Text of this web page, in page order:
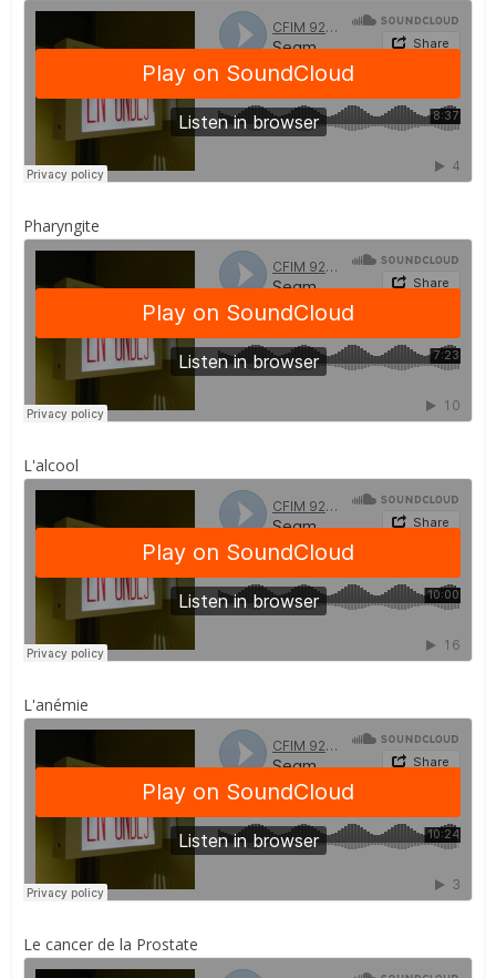
Pharyngite
L'alcool
L'anémie
Le cancer de la Prostate